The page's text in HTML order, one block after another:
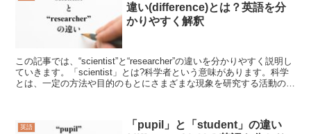
違い(difference)とは？英語を分
かりやすく解釈
この記事では、“scientist”と“researcher”の違いを分かりやすく説明し
ていきます。「scientist」とは?科学者という意味があります。科学
とは、一定の方法や目的のもとにさまざまな現象を研究する活動のこ
英語
「pupil」と「student」の違い